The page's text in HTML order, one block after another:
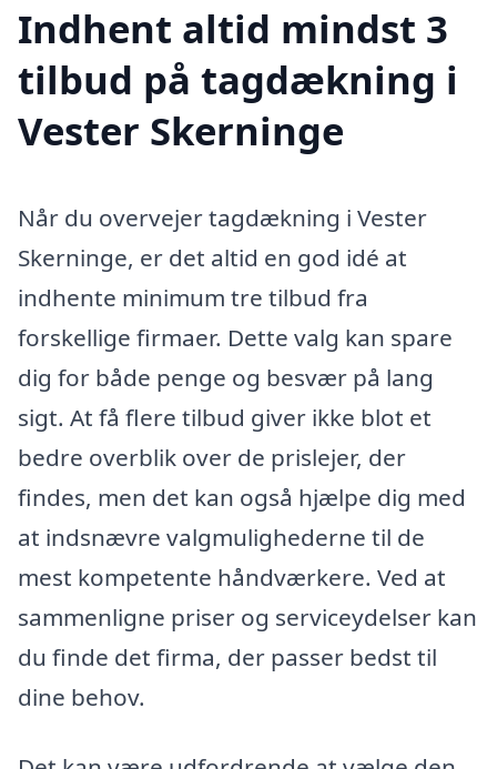
Indhent altid mindst 3
tilbud på tagdækning i
Vester Skerninge
Når du overvejer tagdækning i Vester
Skerninge, er det altid en god idé at
indhente minimum tre tilbud fra
forskellige firmaer. Dette valg kan spare
dig for både penge og besvær på lang
sigt. At få flere tilbud giver ikke blot et
bedre overblik over de prislejer, der
findes, men det kan også hjælpe dig med
at indsnævre valgmulighederne til de
mest kompetente håndværkere. Ved at
sammenligne priser og serviceydelser kan
du finde det firma, der passer bedst til
dine behov.